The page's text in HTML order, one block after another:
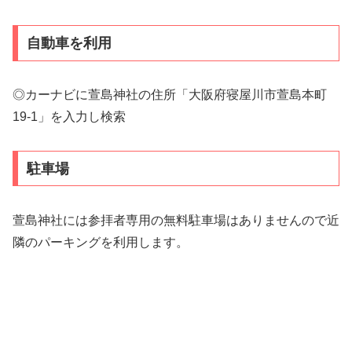
自動車を利用
◎カーナビに萱島神社の住所「大阪府寝屋川市萱島本町
19-1」を入力し検索
駐車場
萱島神社には参拝者専用の無料駐車場はありませんので近
隣のパーキングを利用します。